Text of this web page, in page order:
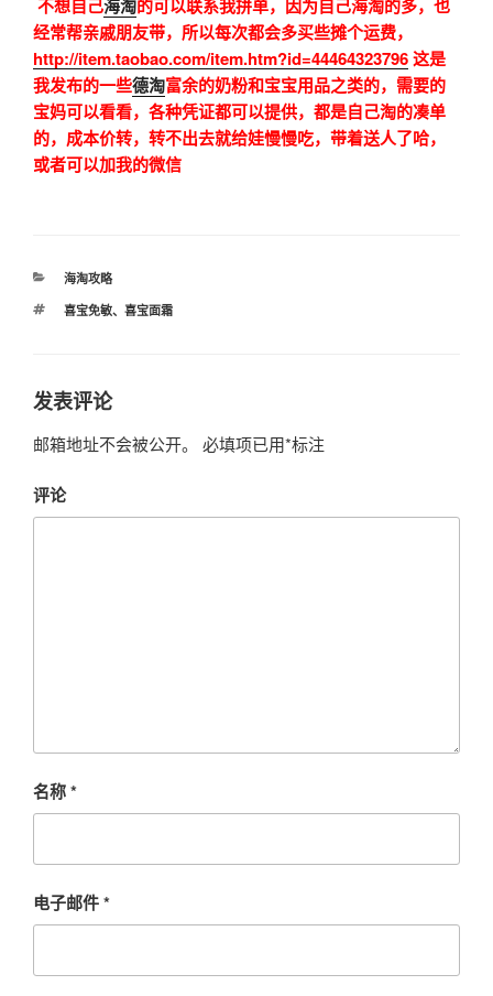
不想自己海淘的可以联系我拼单，因为自己海淘的多，也
经常帮亲戚朋友带，所以每次都会多买些摊个运费，
http://item.taobao.com/item.htm?id=44464323796这是
我发布的一些德淘富余的奶粉和宝宝用品之类的，需要的
宝妈可以看看，各种凭证都可以提供，都是自己淘的凑单
的，成本价转，转不出去就给娃慢慢吃，带着送人了哈，
或者可以加我的微信
分
海淘攻略
标
喜宝免敏、 喜宝面霜
发表评论
邮箱地址不会被公开。 必填项已用*标注
评论
名称*
电子邮件*